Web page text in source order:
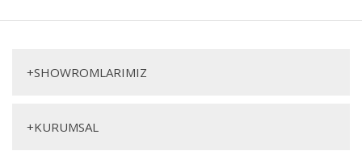
095 Yemek Masası Traverten
+SHOWROMLARIMIZ
+KURUMSAL